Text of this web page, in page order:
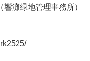
灘緑地管理事務所）